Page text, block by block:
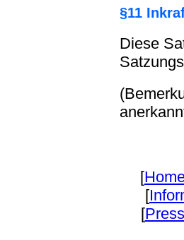
§11
Diese
[
[
[